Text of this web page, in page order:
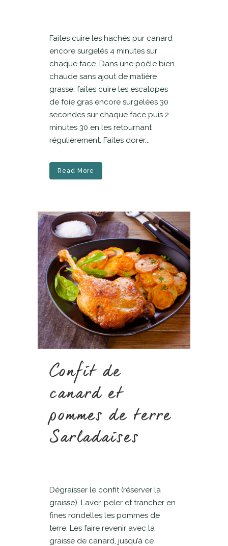
Faites cuire les hachés pur canard
encore surgelés 4 minutes sur
chaque face. Dans une poêle bien
chaude sans ajout de matière
grasse, faites cuire les escalopes
de foie gras encore surgelées 30
secondes sur chaque face puis 2
minutes 30 en les retournant
régulièrement. Faites dorer...
Read More
Confit de
canard et
pommes de terre
Sarladaises
Dégraisser le confit (réserver la
graisse). Laver, peler et trancher en
fines rondelles les pommes de
terre. Les faire revenir avec la
graisse de canard, jusqu’à ce